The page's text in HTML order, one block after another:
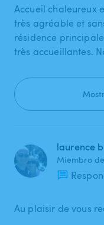
Accueil chaleureux
très agréable et
résidence
très accueillantes.
laurence b
Miembro
Au plaisir de vous